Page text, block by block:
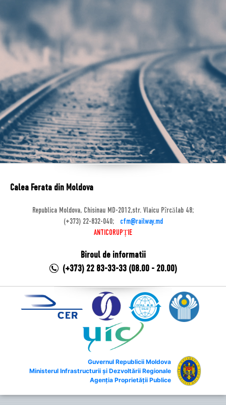
Calea Ferata din Moldova
Republica Moldova, Chisinau MD-2012,str. Vlaicu Pîrcălab 48;
(+373) 22-832-040;
cfm@railway.md
ANTICORUPȚIE
Biroul de informatii
(+373) 22 83-33-33 (08.00 - 20.00)
Guvernul Republicii Moldova
Ministerul Infrastructurii și Dezvoltării Regionale
Agenția Proprietății Publice